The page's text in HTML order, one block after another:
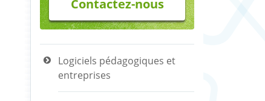
Contactez-nous
Logiciels pédagogiques et
entreprises